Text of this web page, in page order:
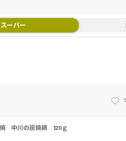
ーパー
焼 中川の炭焼鶏 120ｇ